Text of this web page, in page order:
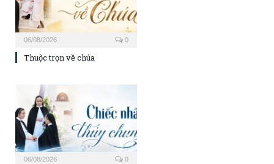
06/08/2026 0
Thuộc trọn về chúa
06/08/2026 0